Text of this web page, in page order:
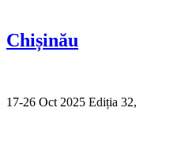
Chișinău
17-26 Oct 2025 Ediția 32,